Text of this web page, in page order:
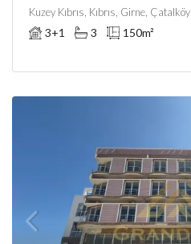
Kuzey Kıbrıs, Kıbrıs, Girne, Çatalköy
3+1 3 150m²